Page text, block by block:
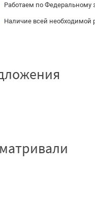
Работаем по Федеральному
Наличие всей необходимой